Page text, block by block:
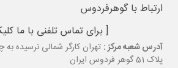
ارتباط با گوهرفردوس
[ برای تماس تلفنی با ما
آدرس شعبه مرکز : تهران کارگر شمالی نرسیده به
پلاک 51 گوهر فردوس ایران